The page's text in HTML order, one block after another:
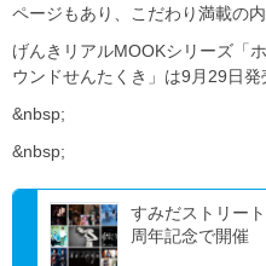
ページもあり、こだわり満載の
げんきリアルMOOKシリーズ「
ウンドせんたくき」は9月29日発
&nbsp;
&nbsp;
すみだストリー
周年記念で開催